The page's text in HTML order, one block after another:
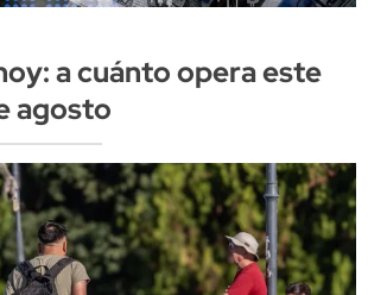
a cuánto opera este
agosto